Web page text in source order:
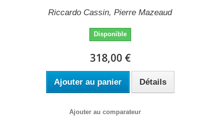
Riccardo Cassin, Pierre Mazeaud
Disponible
318,00 €
Ajouter au panier Détails
Ajouter au comparateur